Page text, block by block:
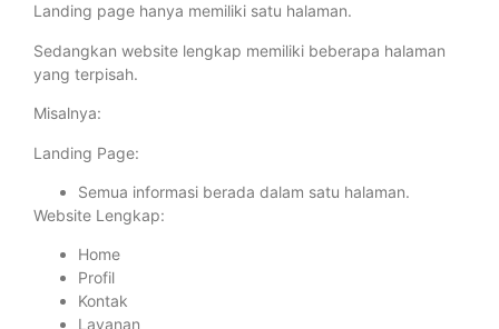
Landing page hanya memiliki satu halaman.
Sedangkan website lengkap memiliki beberapa halaman
yang terpisah.
Misalnya:
Landing Page:
Semua informasi berada dalam satu halaman.
Website Lengkap:
Home
Profil
Kontak
Layanan